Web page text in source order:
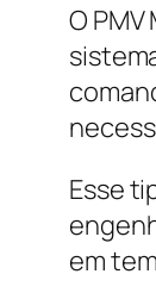
O
Esse
em